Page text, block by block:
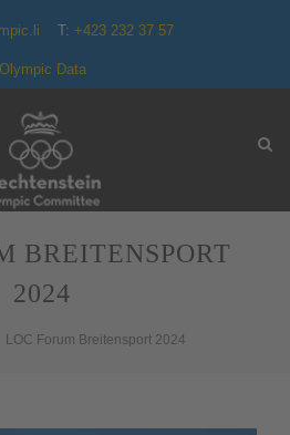
T: +423 232 37 57
Olympic Data
BREITENSPORT
2024
LOC Forum Breitensport 2024